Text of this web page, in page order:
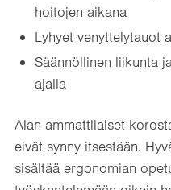
hoitojen aikana
Lyhyet venyttelytauot
Säännöllinen liikunta
ajalla
Alan ammattilaiset
eivät synny itsestään.
sisältää ergonomian